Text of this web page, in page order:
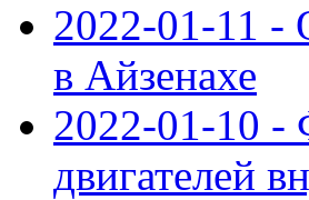
2022-01-11 -
в Айзенахе
2022-01-10 -
двигателей